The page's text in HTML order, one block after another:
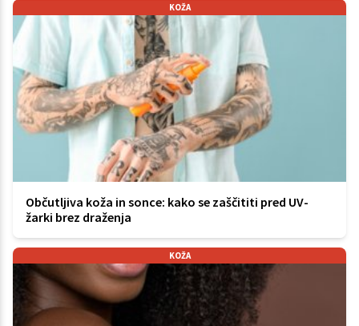
KOŽA
Občutljiva koža in sonce: kako se zaščititi pred UV-
žarki brez draženja
KOŽA